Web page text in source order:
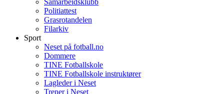
Samarbeidsklubb
Politiattest
Grasrotandelen
Filarkiv
Sport
Neset på fotball.no
Dommere
TINE Fotballskole
TINE Fotballskole instruktører
Lagleder i Neset
Trener i Neset